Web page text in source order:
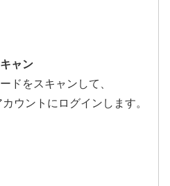
ャン
ドをスキャンして、
ウントにログインします。